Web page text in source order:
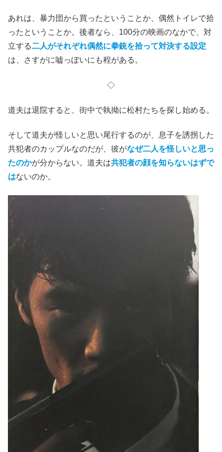
あれは、暴力団から買ったということか、偶然トイレで拾
ったということか。後者なら、100分の映画のなかで、対
立する二人がそれぞれ偶然に拳銃を拾って対決する設定
は、さすがに嘘っぽいにも程がある。
◇
道夫は退院すると、街中で執拗に松村たちを探し始める。
そして道夫が怪しいと思い尾行するのが、息子を誘拐した
共犯者のカップルなのだが、彼がなぜ二人を怪しいと思っ
たのかが分からない。道夫は共犯者の顔を知らないはずで
はないのか。